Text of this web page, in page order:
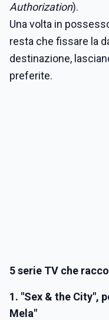
Authorization).
Una volta in
resta che fissare la
destinazione,
preferite.
5 serie TV che
1. "Sex & the City",
Mela"